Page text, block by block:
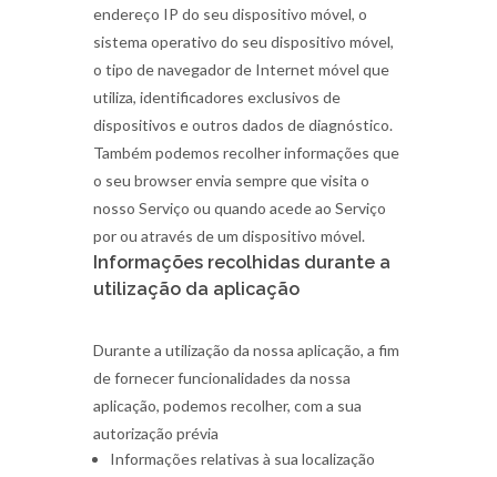
endereço IP do seu dispositivo móvel, o
sistema operativo do seu dispositivo móvel,
o tipo de navegador de Internet móvel que
utiliza, identificadores exclusivos de
dispositivos e outros dados de diagnóstico.
Também podemos recolher informações que
o seu browser envia sempre que visita o
nosso Serviço ou quando acede ao Serviço
por ou através de um dispositivo móvel.
Informações recolhidas durante a
utilização da aplicação
Durante a utilização da nossa aplicação, a fim
de fornecer funcionalidades da nossa
aplicação, podemos recolher, com a sua
autorização prévia
Informações relativas à sua localização